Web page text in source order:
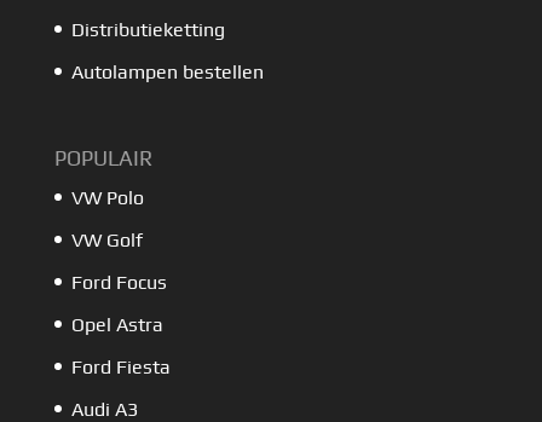
Distributieketting
Autolampen bestellen
POPULAIR
VW Polo
VW Golf
Ford Focus
Opel Astra
Ford Fiesta
Audi A3